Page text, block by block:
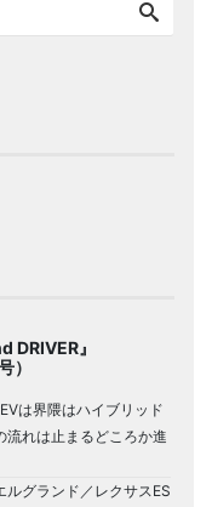
DRIVER』
）
は界隈はハイブリッド
流れは止まるどころか進
ルグランド／レクサスES